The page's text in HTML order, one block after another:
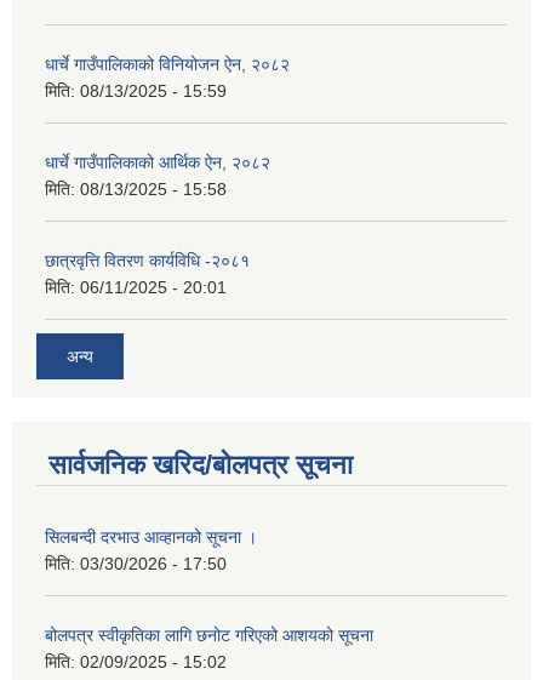
धार्चे गाउँपालिकाको विनियोजन ऐन, २०८२
मिति: 08/13/2025 - 15:59
धार्चे गाउँपालिकाको आर्थिक ऐन, २०८२
मिति: 08/13/2025 - 15:58
छात्रवृत्ति वितरण कार्यविधि -२०८१
मिति: 06/11/2025 - 20:01
अन्य
सार्वजनिक खरिद/बोलपत्र सूचना
सिलबन्दी दरभाउ आव्हानको सूचना ।
मिति: 03/30/2026 - 17:50
बोलपत्र स्वीकृतिका लागि छनोट गरिएको आशयको सूचना
मिति: 02/09/2025 - 15:02